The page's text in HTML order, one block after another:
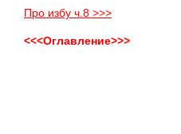
Про избу ч.8 >>>
<<<Оглавление>>>